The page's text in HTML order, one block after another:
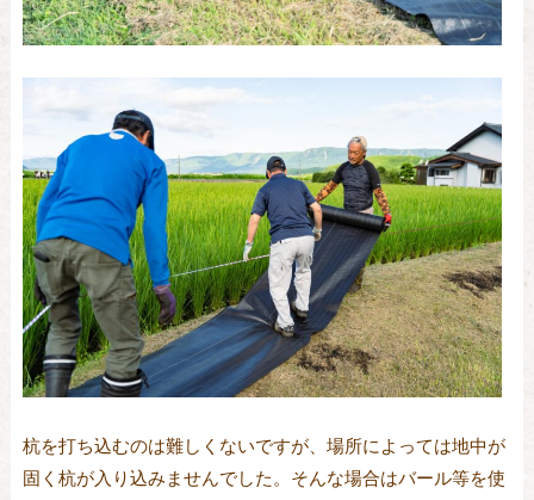
杭を打ち込むのは難しくないですが、場所によっては地中が
固く杭が入り込みませんでした。そんな場合はバール等を使